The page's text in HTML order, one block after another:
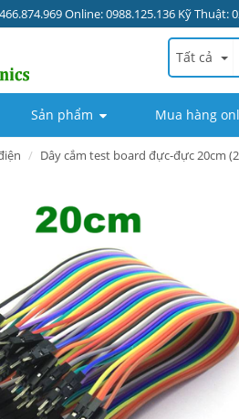
Online: 0988.125.136 Kỹ Thuật:
Tất cả
Sản phẩm Mua hàng
Dây cắm test board đực-đực 20cm